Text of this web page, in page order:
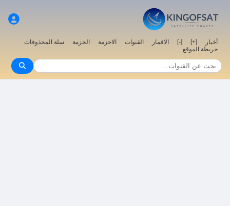
أخبار [+]
[-] الاقمار القنوات الاحزمة الحزمة
سلة المحذوفات
خريطة الموقع